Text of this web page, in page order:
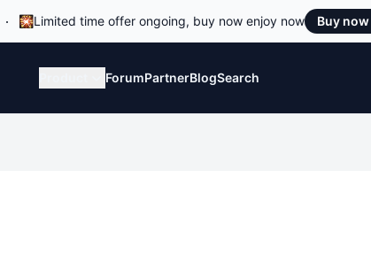
🎇Limited time offer ongoing, buy now enjoy now Buy now
ForumPartnerBlogSearch